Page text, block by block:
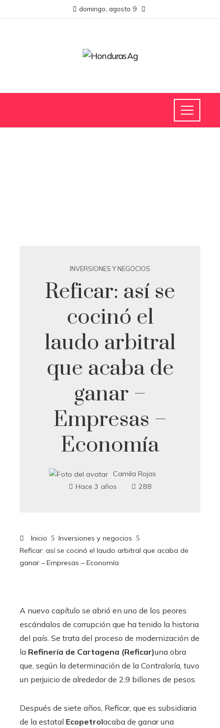
domingo, agosto 9
INVERSIONES Y NEGOCIOS
Reficar: así se
cocinó el
laudo arbitral
que acaba de
ganar –
Empresas –
Economía
Camila Rojas
Hace 3 años
288
Inicio
Inversiones y negocios
Reficar: así se cocinó el laudo arbitral que acaba de
ganar – Empresas – Economía
A nuevo capítulo se abrió en uno de los peores
escándalos de corrupción que ha tenido la historia
del país. Se trata del proceso de modernización de
la Refinería de Cartagena (Reficar)una obra
que, según la determinación de la Contraloría, tuvo
un perjuicio de alrededor de 2,9 billones de pesos.
Después de siete años, Reficar, que es subsidiaria
de la estatal Ecopetrolacaba de ganar una